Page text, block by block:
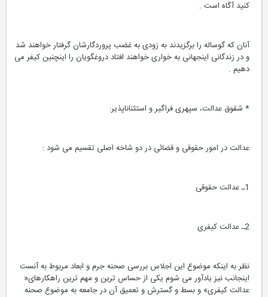
کنید آگاه است .
آنان که گوساله را برگزیدند به زودی به غضب پروردگارشان گرفتار خواهند شد
و در زندگانی اینجهانی به خواری خواهند افتاد دروغگویان را اینچنین کیفر می
دهیم .
* شقوق عدالت، سپهری فراگیر و استثناناپذیر:
عدالت در امور حقوقی و قضائی در دو شاخه اصلی تقسیم می شود :
نظر به اینکه موضوع این اجلاس بررسی صحنه جرم و ابعاد مربوط به آنست
اینجانب نیز یادآور می شوم یکی از حساس ترین و مهم ترین راهکارهای«
عدالت کیفری» و بسط و گسترش و تعمیق آن در جامعه به موضوع صحنه